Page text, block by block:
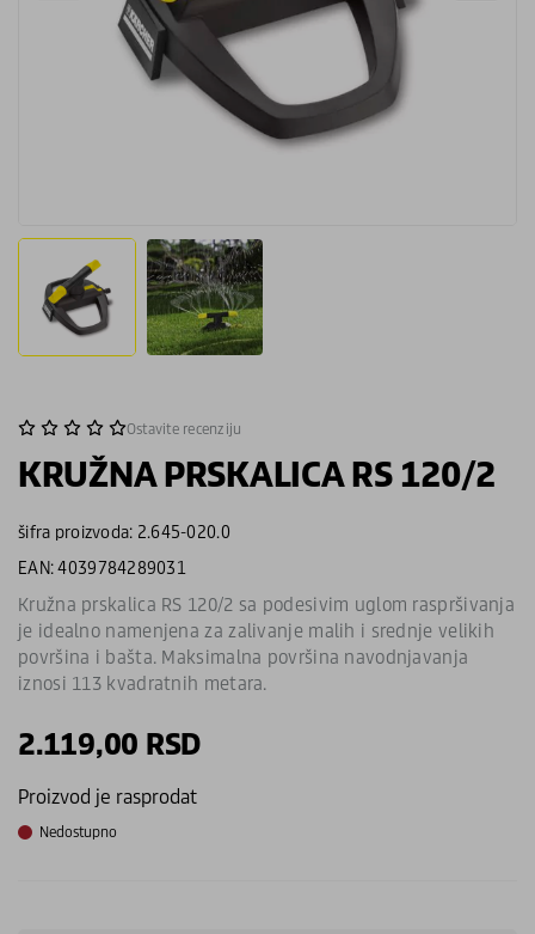
Ostavite recenziju
KRUŽNA PRSKALICA RS 120/2
šifra proizvoda: 2.645-020.0
EAN: 4039784289031
Kružna prskalica RS 120/2 sa podesivim uglom raspršivanja
je idealno namenjena za zalivanje malih i srednje velikih
površina i bašta. Maksimalna površina navodnjavanja
iznosi 113 kvadratnih metara.
2.119,00 RSD
Proizvod je rasprodat
Nedostupno